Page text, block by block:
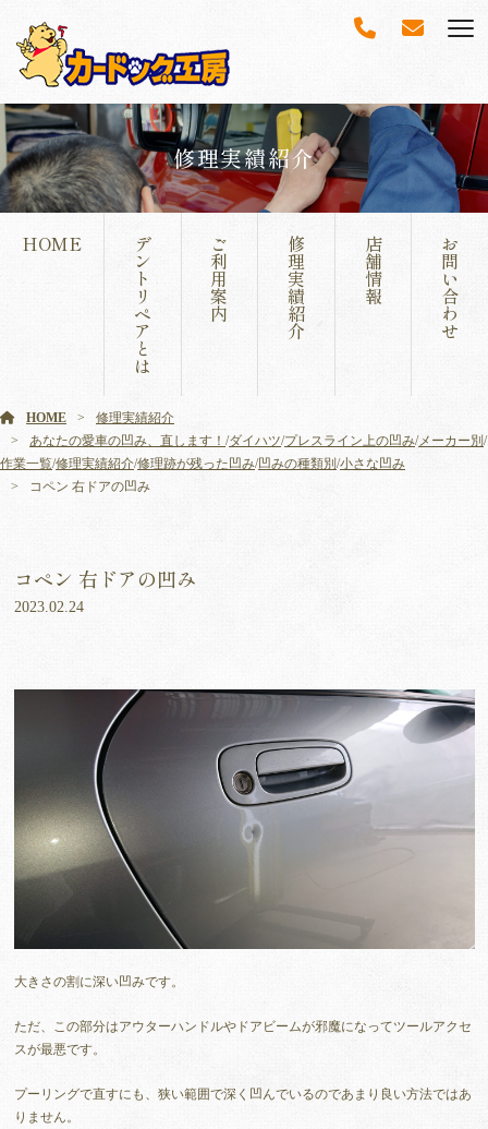
修理実績紹介
HOME デ
ン
ト
リ
ペ
ア
と
は
ご
利
用
案
内
修
理
実
績
紹
介
店
舗
情
報
お
問
い
合
わ
せ
HOME
修理実績紹介
あなたの愛車の凹み、直します！ /ダイハツ/プレスライン上の凹み/メーカー別 /
作業一覧/修理実績紹介/修理跡が残った凹み/凹みの種類別 /小さな凹み
コペン 右ドアの凹み
コペン 右ドアの凹み
2023.02.24
大きさの割に深い凹みです。
ただ、この部分はアウターハンドルやドアビームが邪魔になってツールアクセ
スが最悪です。
プーリングで直すにも、狭い範囲で深く凹んでいるのであまり良い方法ではあ
りません。